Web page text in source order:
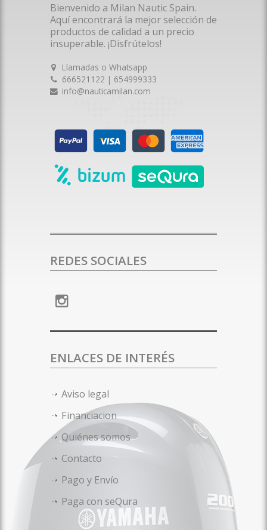
Bienvenido a Milan Nautic Spain.
Aquí encontrará la mejor selección de
productos de calidad a un precio
insuperable. ¡Disfrútelos!
Llamadas o Whatsapp
666521122 | 654999333
info@nauticamilan.com
REDES SOCIALES
ENLACES DE INTERÉS
Aviso legal
Financiacion
Quiénes somos
Contacto
Pago y Envío
Paga con seQura